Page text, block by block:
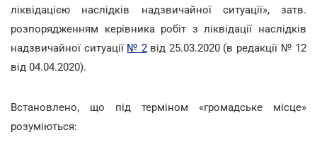
ліквідацією наслідків надзвичайної ситуації», затв.
розпорядженням керівника робіт з ліквідації наслідків
надзвичайної ситуації № 2від 25.03.2020 (в редакції № 12
від 04.04.2020).
Встановлено, що під терміном «громадське місце»
розуміються: